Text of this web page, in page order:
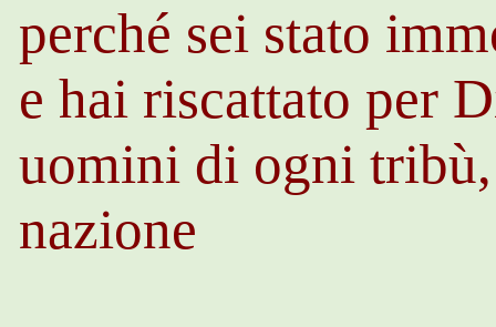
perché sei stato
e hai riscattato per
uomini di ogni
nazione